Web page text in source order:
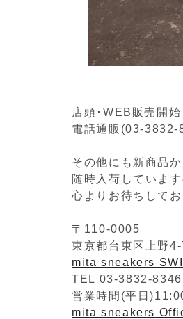
店頭･WEB販売開始
電話通販(03-3832-
その他にも新商品
随時入荷していま
心よりお待ちしてお
〒110-0005
東京都台東区上野
mita sneakers
TEL 03-3832-8346
営業時間(平日
mita sneakers